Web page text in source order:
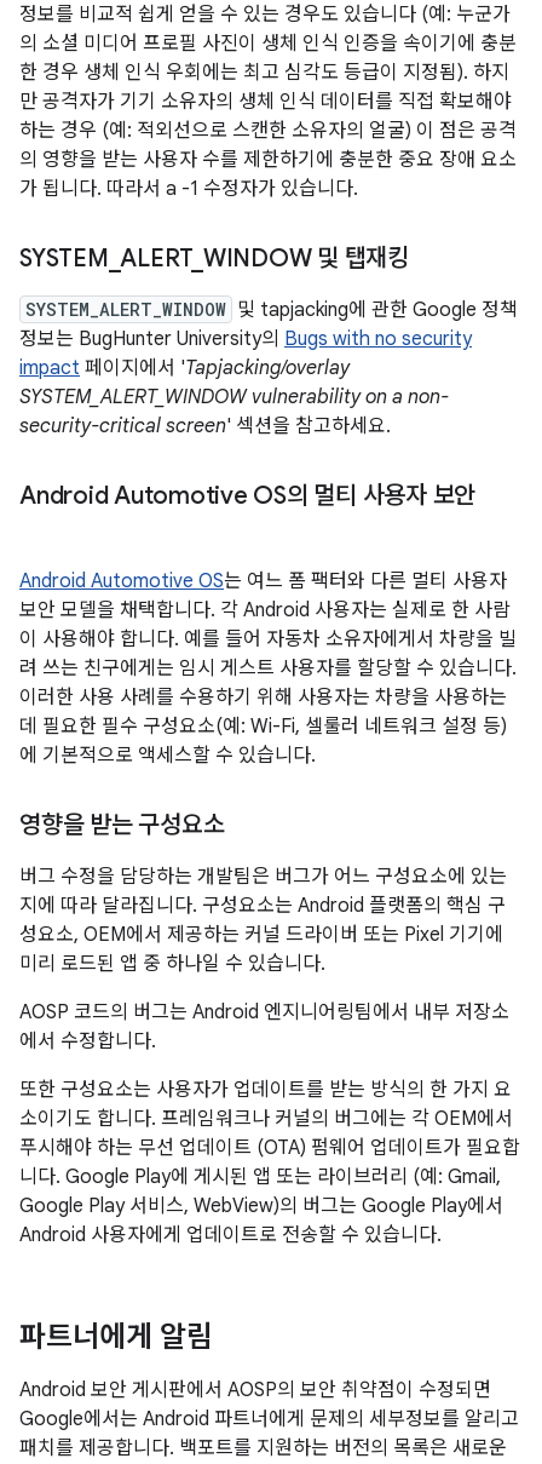
정보를 비교적 쉽게 얻을 수 있는 경우도 있습니다 (예: 누군가
의 소셜 미디어 프로필 사진이 생체 인식 인증을 속이기에 충분
한 경우 생체 인식 우회에는 최고 심각도 등급이 지정됨). 하지
만 공격자가 기기 소유자의 생체 인식 데이터를 직접 확보해야
하는 경우 (예: 적외선으로 스캔한 소유자의 얼굴) 이 점은 공격
의 영향을 받는 사용자 수를 제한하기에 충분한 중요 장애 요소
가 됩니다. 따라서 a -1 수정자가 있습니다.
SYSTEM _ALERT_ WINDOW 및 탭재킹
SYSTEM_ALERT_WINDOW 및 tapjacking에 관한 Google 정책
정보는 BugHunter University의 Bugs with no security
impact 페이지에서 'Tapjacking/overlay
SYSTEM_ALERT_WINDOW vulnerability on a non-
security-critical screen' 섹션을 참고하세요.
Android Automotive OS의 멀티 사용자 보안
Android Automotive OS는 여느 폼 팩터와 다른 멀티 사용자
보안 모델을 채택합니다. 각 Android 사용자는 실제로 한 사람
이 사용해야 합니다. 예를 들어 자동차 소유자에게서 차량을 빌
려 쓰는 친구에게는 임시 게스트 사용자를 할당할 수 있습니다.
이러한 사용 사례를 수용하기 위해 사용자는 차량을 사용하는
데 필요한 필수 구성요소(예: Wi-Fi, 셀룰러 네트워크 설정 등)
에 기본적으로 액세스할 수 있습니다.
영향을 받는 구성요소
버그 수정을 담당하는 개발팀은 버그가 어느 구성요소에 있는
지에 따라 달라집니다. 구성요소는 Android 플랫폼의 핵심 구
성요소, OEM에서 제공하는 커널 드라이버 또는 Pixel 기기에
미리 로드된 앱 중 하나일 수 있습니다.
AOSP 코드의 버그는 Android 엔지니어링팀에서 내부 저장소
에서 수정합니다.
또한 구성요소는 사용자가 업데이트를 받는 방식의 한 가지 요
소이기도 합니다. 프레임워크나 커널의 버그에는 각 OEM에서
푸시해야 하는 무선 업데이트 (OTA) 펌웨어 업데이트가 필요합
니다. Google Play에 게시된 앱 또는 라이브러리 (예: Gmail,
Google Play 서비스, WebView)의 버그는 Google Play에서
Android 사용자에게 업데이트로 전송할 수 있습니다.
파트너에게 알림
Android 보안 게시판에서 AOSP의 보안 취약점이 수정되면
Google에서는 Android 파트너에게 문제의 세부정보를 알리고
패치를 제공합니다. 백포트를 지원하는 버전의 목록은 새로운